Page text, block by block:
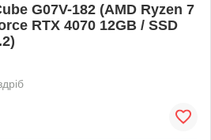
G07V-182 (AMD Ryzen 7
RTX 4070 12GB / SSD